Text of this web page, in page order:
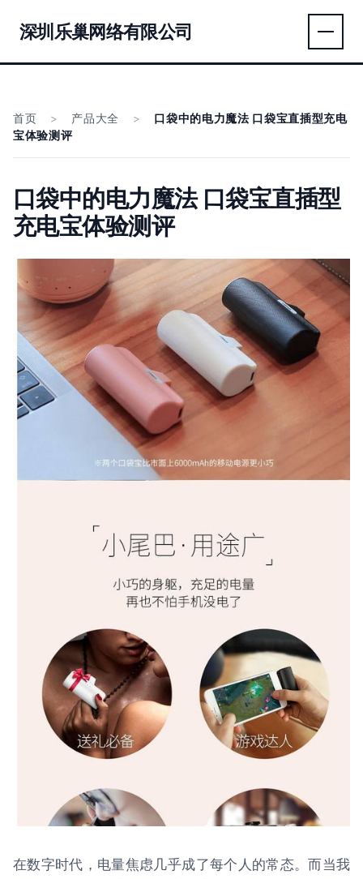
深圳乐巢网络有限公司
首页 > 产品大全 >
口袋中的电力魔法 口袋宝直插型充电
宝体验测评
口袋中的电力魔法 口袋宝直插型
充电宝体验测评
在数字时代，电量焦虑几乎成了每个人的常态。而当我